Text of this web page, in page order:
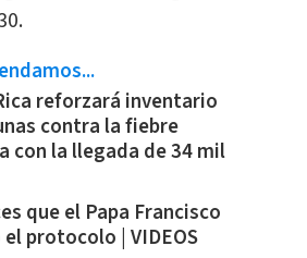
reforzará inventario
contra la fiebre
con la llegada de 34 mil
que el Papa Francisco
protocolo | VIDEOS